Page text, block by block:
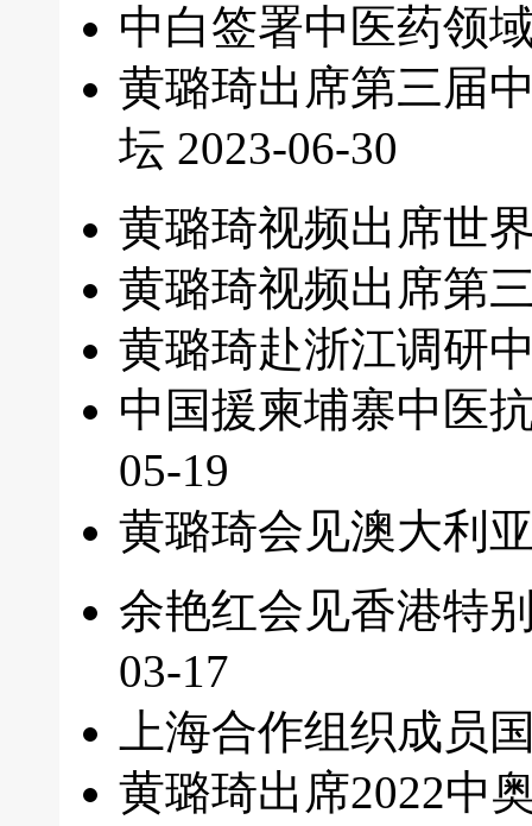
中白签署中医药领
黄璐琦出席第三届
坛 2023-06-30
黄璐琦视频出席世
黄璐琦视频出席第
黄璐琦赴浙江调研
中国援柬埔寨中医
05-19
黄璐琦会见澳大利
余艳红会见香港特
03-17
上海合作组织成员
黄璐琦出席2022中